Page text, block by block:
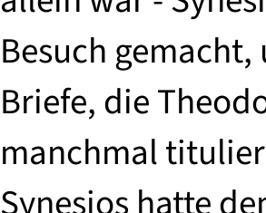
Besuch
Briefe, die
manchmal